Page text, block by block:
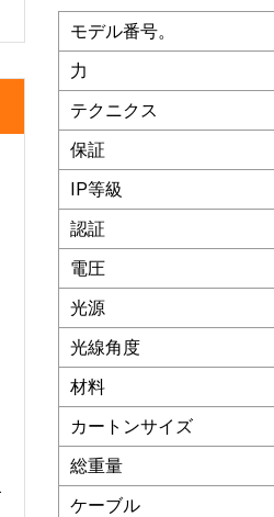
モデル番号。
力
テクニクス
保証
IP等級
認証
電圧
光源
光線角度
材料
カートンサイズ
総重量
ケーブル